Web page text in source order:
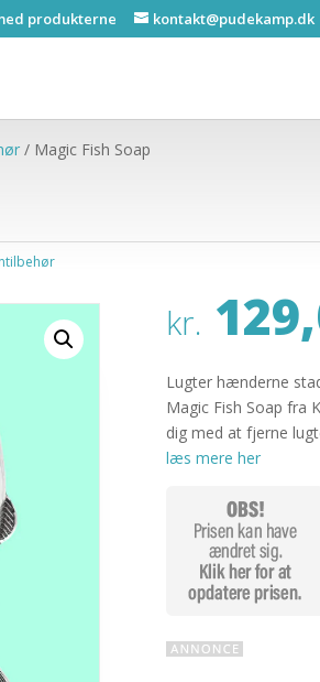
produkterne kontakt@pudekamp.dk
/ Magic Fish Soap
kr.
Lugter hænderne
Magic Fish Soap fra
dig med at fjerne
læs mere her